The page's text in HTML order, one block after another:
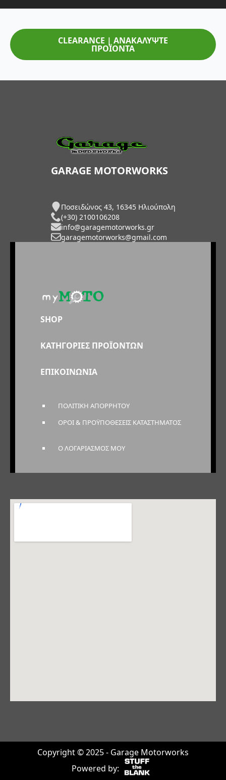
CLEARANCE | ΑΝΑΚΑΛΥΨΤΕ
ΠΡΟΪΟΝΤΑ
GARAGE MOTORWORKS
Ποσειδώνος 43, 16345 Ηλιούπολη
(+30) 2100106208
info@garagemotorworks.gr
garagemotorworks@gmail.com
SHOP
ΚΑΤΗΓΟΡΙΕΣ ΠΡΟΪΟΝΤΩΝ
ΕΠΙΚΟΙΝΩΝΙΑ
ΠΟΛΙΤΙΚΗ ΑΠΟΡΡΗΤΟΥ
ΟΡΟΙ & ΠΡΟΫΠΟΘΕΣΕΙΣ ΚΑΤΑΣΤΗΜΑΤΟΣ
Ο ΛΟΓΑΡΙΑΣΜΟΣ ΜΟΥ
Copyright © 2025 - Garage Motorworks
Powered by: